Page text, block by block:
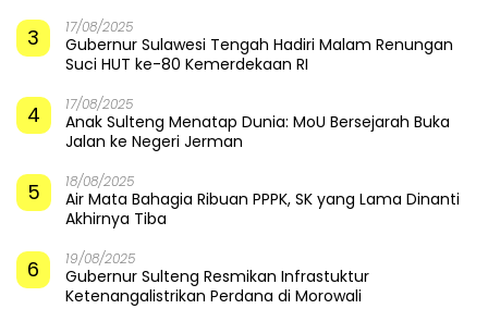
3 17/08/2025
Gubernur Sulawesi Tengah Hadiri Malam Renungan
Suci HUT ke-80 Kemerdekaan RI
4 17/08/2025
Anak Sulteng Menatap Dunia: MoU Bersejarah Buka
Jalan ke Negeri Jerman
5 18/08/2025
Air Mata Bahagia Ribuan PPPK, SK yang Lama Dinanti
Akhirnya Tiba
6 19/08/2025
Gubernur Sulteng Resmikan Infrastuktur
Ketenangalistrikan Perdana di Morowali